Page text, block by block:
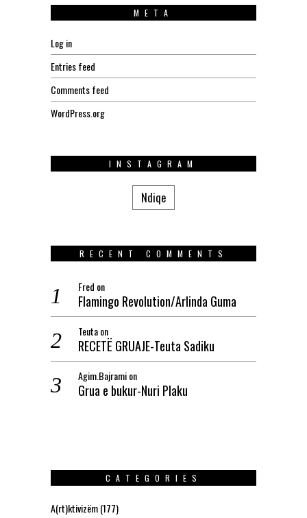
META
Log in
Entries feed
Comments feed
WordPress.org
INSTAGRAM
Ndiqe
RECENT COMMENTS
Fred on
Flamingo Revolution/Arlinda Guma
Teutaon
RECETË GRUAJE-Teuta Sadiku
Agim.Bajramion
Grua e bukur-Nuri Plaku
CATEGORIES
A(rt)ktivizëm(177)